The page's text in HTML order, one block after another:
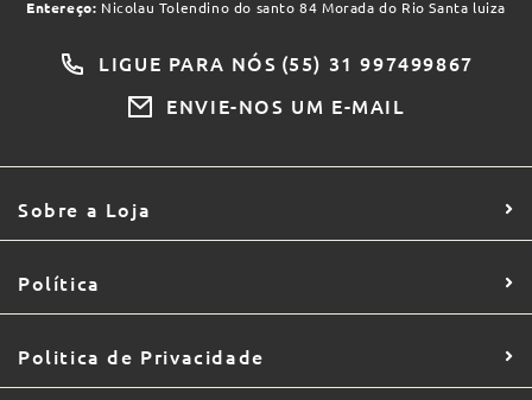
Entereço: Nicolau Tolendino do santo 84 Morada do Rio Santa luiza
LIGUE PARA NÓS (55) 31 997499867
ENVIE-NOS UM E-MAIL
Sobre a Loja
Política
Politica de Privacidade